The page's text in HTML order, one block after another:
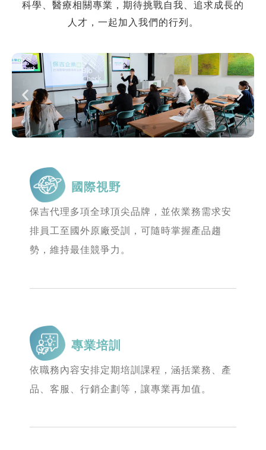
科學、醫療相關專業，期待挑戰自我、追求成長的
人才，一起加入我們的行列。
國際視野
保吉代理多項全球頂尖品牌，並依業務需求安
排員工至國外原廠受訓，可隨時掌握產品趨
勢，維持最佳競爭力。
專業培訓
依職務內容安排定期培訓課程，涵括業務、產
品、客服、行銷企劃等，讓專業再加值。